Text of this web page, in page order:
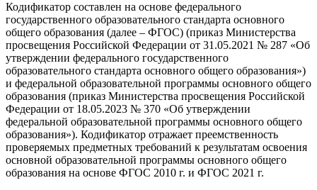
Кодификатор составлен на основе федерального
государственного образовательного стандарта основного
общего образования (далее – ФГОС) (приказ Министерства
просвещения Российской Федерации от 31.05.2021 № 287 «Об
утверждении федерального государственного
образовательного стандарта основного общего образования»)
и федеральной образовательной программы основного общего
образования (приказ Министерства просвещения Российской
Федерации от 18.05.2023 № 370 «Об утверждении
федеральной образовательной программы основного общего
образования»). Кодификатор отражает преемственность
проверяемых предметных требований к результатам освоения
основной образовательной программы основного общего
образования на основе ФГОС 2010 г. и ФГОС 2021 г.